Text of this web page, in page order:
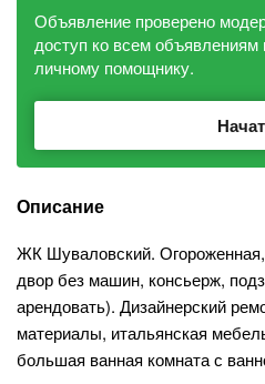
Объявление проверено
доступ ко всем объявлениям
личному помощнику.
Описание
ЖК Шуваловский. Огороженная,
двор без машин, консьерж,
арендовать). Дизайнерский
материалы, итальянская
большая ванная комната с